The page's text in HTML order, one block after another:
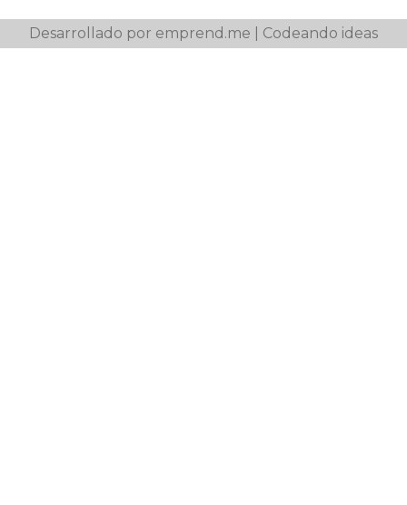
Desarrollado por emprend.me | Codeando ideas